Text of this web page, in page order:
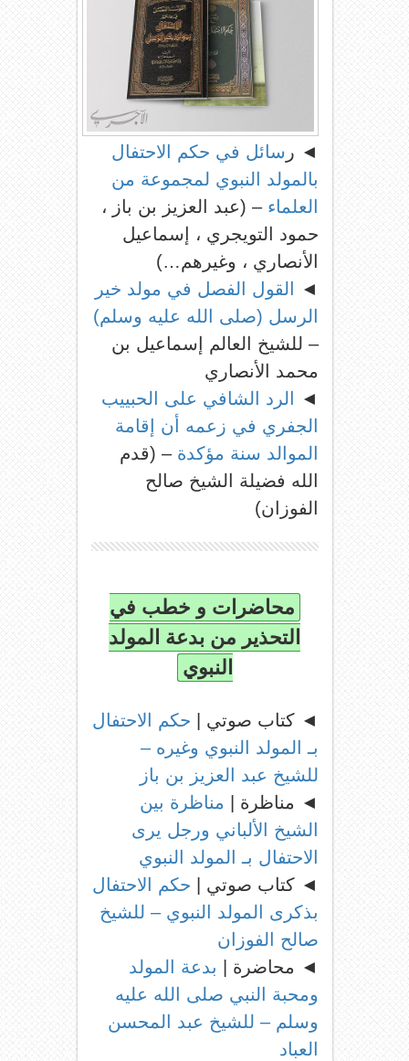
◄ ر سائل في حكم الاحتفال
بالمولد النبوي لمجموعة من
العلماء – (عبد العزيز بن باز ،
حمود التويجري ، إسماعيل
الأنصاري ، وغيرهم…)
◄
القول الفصل في مولد خير
الرسل (صلى الله عليه وسلم)
– للشيخ العالم إسماعيل بن
محمد الأنصاري
◄
الرد الشافي على الحبييب
الجفري في زعمه أن إقامة
الموالد سنة مؤكدة – (قدم
الله فضيلة الشيخ صالح
الفوزان)
محاضرات و خطب في
التحذير من بدعة المولد
النبوي
◄ كتاب صوتي | حكم الاحتفال
بـ المولد النبوي وغيره –
للشيخ عبد العزيز بن باز
◄ مناظرة | مناظرة بين
الشيخ الألباني ورجل يرى
الاحتفال بـ المولد النبوي
◄ كتاب صوتي | حكم الاحتفال
بذكرى المولد النبوي – للشيخ
صالح الفوزان
◄ محاضرة | بدعة المولد
ومحبة النبي صلى الله عليه
وسلم – للشيخ عبد المحسن
العباد